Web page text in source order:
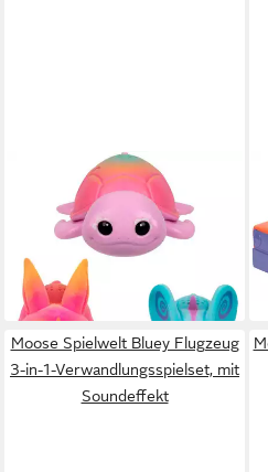
Spielfigur Little Live Pets,
NeeDees, 3er-Pack, (Set, 3-
29,99 €
lieferbar - in 3-4 Werktagen bei dir
Moose Spielwelt Bluey Flugzeug
3-in-1-Verwandlungsspielset, mit
Soundeffekt